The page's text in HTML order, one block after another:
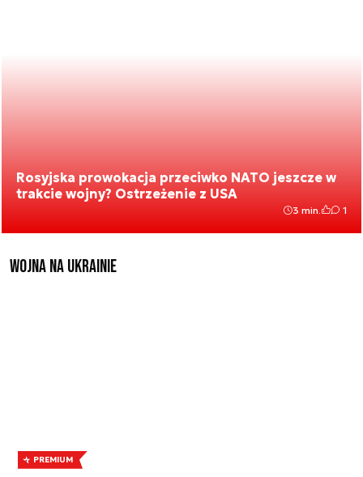
Rosyjska prowokacja przeciwko NATO jeszcze w
trakcie wojny? Ostrzeżenie z USA
3 min. 1
Wojna na Ukrainie
PREMIUM